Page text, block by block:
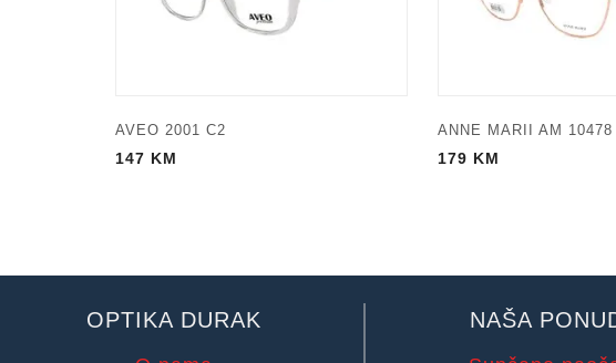
AVEO 2001 C2
147 KM
ANNE MARII AM 10478
179 KM
OPTIKA DURAK NAŠA